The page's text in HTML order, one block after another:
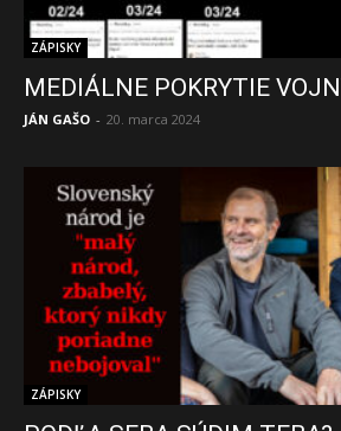
ZÁPISKY
MEDIÁLNE POKRYTIE
JÁN GAŠO - 20. marca 2024
ZÁPISKY